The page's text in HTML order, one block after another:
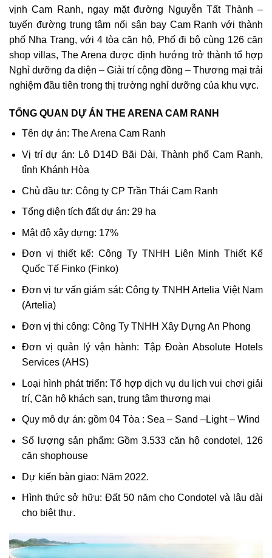
vịnh Cam Ranh, ngay mặt đường Nguyễn Tất Thành –
tuyến đường trung tâm nối sân bay Cam Ranh với thành
phố Nha Trang, với 4 tòa căn hộ, Phố đi bộ cùng 126 căn
shop villas, The Arena được định hướng trở thành tổ hợp
Nghỉ dưỡng đa diện – Giải trí cộng đồng – Thương mại trải
nghiệm đầu tiên trong thị trường nghỉ dưỡng của khu vực.
TỔNG QUAN DỰ ÁN THE ARENA CAM RANH
Tên dự án: The Arena Cam Ranh
Vị trí dự án: Lô D14D Bãi Dài, Thành phố Cam Ranh,
tỉnh Khánh Hòa
Chủ đầu tư: Công ty CP Trần Thái Cam Ranh
Tổng diện tích đất dự án: 29 ha
Mật độ xây dựng: 17%
Đơn vị thiết kế: Công Ty TNHH Liên Minh Thiết Kế
Quốc Tế Finko (Finko)
Đơn vị tư vấn giám sát: Công ty TNHH Artelia Việt Nam
(Artelia)
Đơn vị thi công: Công Ty TNHH Xây Dựng An Phong
Đơn vị quản lý vận hành: Tập Đoàn Absolute Hotels
Services (AHS)
Loại hình phát triển: Tổ hợp dịch vụ du lịch vui chơi giải
trí, Căn hộ khách sạn, trung tâm thương mại
Quy mô dự án: gồm 04 Tòa : Sea – Sand –Light – Wind
Số lượng sản phẩm: Gồm 3.533 căn hộ condotel, 126
căn shophouse
Dự kiến bàn giao: Năm 2022.
Hình thức sở hữu: Đất 50 năm cho Condotel và lâu dài
cho biệt thự.